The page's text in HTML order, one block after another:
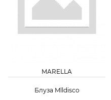
MARELLA
Блуза Mlldisco